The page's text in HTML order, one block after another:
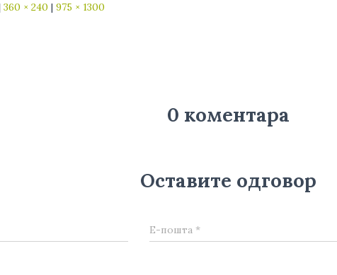
360 × 240 | 975 × 1300
0 коментара
Оставите одговор
Е-пошта *